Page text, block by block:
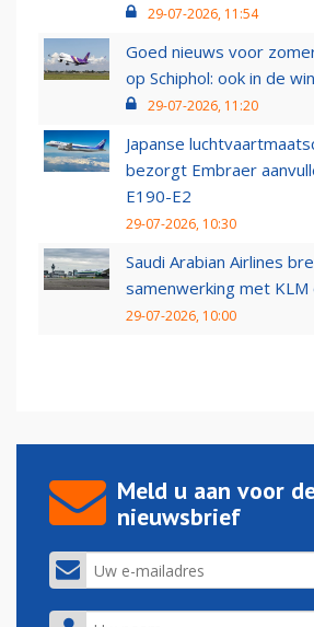
29-07-2026, 11:54
Goed nieuws voor
op Schiphol: ook in de
29-07-2026, 11:20
Japanse
bezorgt Embraer
E190-E2
29-07-2026, 10:30
Saudi Arabian Airlines
samenwerking met KLM
29-07-2026, 10:00
Meld u aan voor
nieuwsbrief